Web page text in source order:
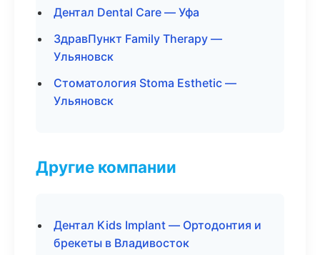
Дентал Dental Care — Уфа
ЗдравПункт Family Therapy —
Ульяновск
Стоматология Stoma Esthetic —
Ульяновск
Другие компании
Дентал Kids Implant — Ортодонтия и
брекеты в Владивосток